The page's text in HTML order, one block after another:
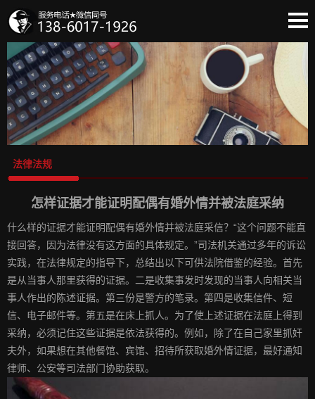
蔡创首页
法律法规
侦情告白
出轨取证
情感诉说
客户必读
法律法规
怎样证据才能证明配偶有婚外情并被法庭采纳
什么样的证据才能证明配偶有婚外情并被法庭采信？“这个问题不能直
接回答，因为法律没有这方面的具体规定。”司法机关通过多年的诉讼
实践，在法律规定的指导下，总结出以下可供法院借鉴的经验。首先
是从当事人那里获得的证据。二是收集事发时发现的当事人向相关当
事人作出的陈述证据。第三份是警方的笔录。第四是收集信件、短
信、电子邮件等。第五是在床上抓人。为了使上述证据在法庭上得到
采纳，必须记住这些证据是依法获得的。例如，除了在自己家里抓奸
夫外，如果想在其他餐馆、宾馆、招待所获取婚外情证据，最好通知
律师、公安等司法部门协助获取。